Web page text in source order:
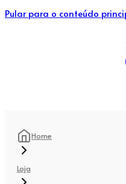
Pular para o conteúdo
Home
Loja